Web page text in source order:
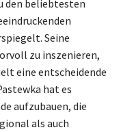
den beliebtesten
Seine
zu inszenieren,
eine entscheidende
hat es
aufzubauen, die
als auch